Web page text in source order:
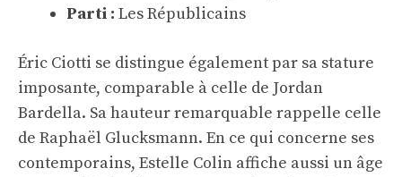
Parti : Les Républicains
Éric Ciotti se distingue également par sa stature
imposante, comparable à celle de Jordan
Bardella. Sahauteur remarquable rappelle celle
de Raphaël Glucksmann. En ce qui concerne ses
contemporains, Estelle Colin affiche aussi un âge